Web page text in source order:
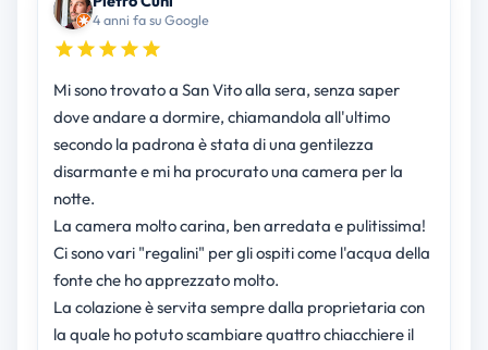
4 anni fa su Google
Mi sono trovato a San Vito alla sera, senza saper
dove andare a dormire, chiamandola all'ultimo
secondo la padrona è stata di una gentilezza
disarmante e mi ha procurato una camera per la
notte.
La camera molto carina, ben arredata e pulitissima!
Ci sono vari "regalini" per gli ospiti come l'acqua della
fonte che ho apprezzato molto.
La colazione è servita sempre dalla proprietaria con
la quale ho potuto scambiare quattro chiacchiere il